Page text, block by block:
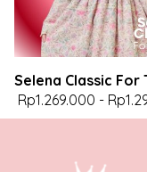
Selena Classic For
Rp1.269.000 -